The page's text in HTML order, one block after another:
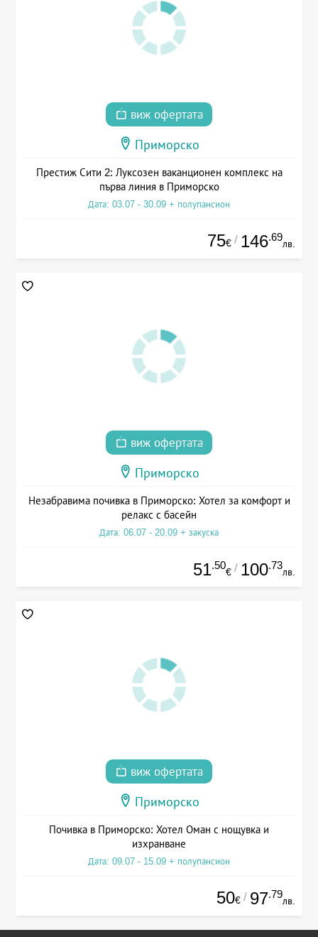
виж офертата
Приморско
Престиж Сити 2: Луксозен ваканционен комплекс на
първа линия в Приморско
Дата: 03.07 - 30.09 + полупансион
75€ / 146.69
лв.
виж офертата
Приморско
Незабравима почивка в Приморско: Хотел за комфорт и
релакс с басейн
Дата: 06.07 - 20.09 + закуска
51.50
€ / 100.73
лв.
виж офертата
Приморско
Почивка в Приморско: Хотел Оман с нощувка и
изхранване
Дата: 09.07 - 15.09 + полупансион
50€ / 97.79
лв.